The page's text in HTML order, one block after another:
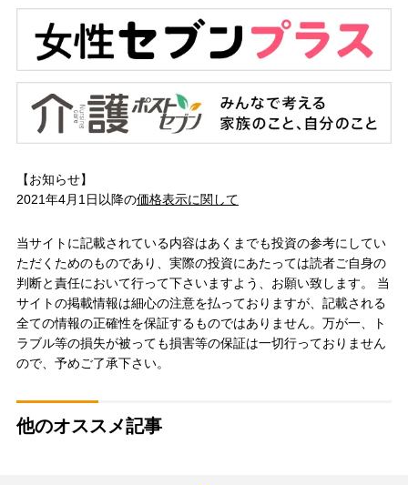
【お知らせ】
2021年4月1日以降の価格表示に関して
当サイトに記載されている内容はあくまでも投資の参考にしてい
ただくためのものであり、実際の投資にあたっては読者ご自身の
判断と責任において行って下さいますよう、お願い致します。 当
サイトの掲載情報は細心の注意を払っておりますが、記載される
全ての情報の正確性を保証するものではありません。万が一、ト
ラブル等の損失が被っても損害等の保証は一切行っておりません
ので、予めご了承下さい。
他のオススメ記事